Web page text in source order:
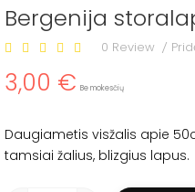
Bergenija
0 Review /
3,00 € Be mokesčių
Daugiametis visžalis apie
tamsiai žalius, blizgius lapus.